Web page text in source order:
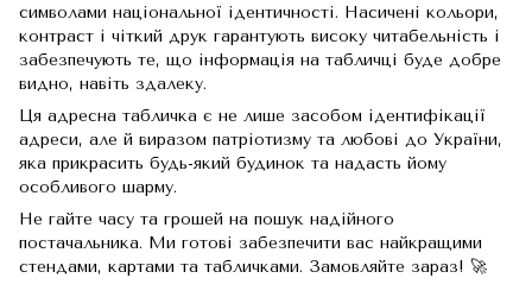
символами національної ідентичності. Насичені кольори,
контраст і чіткий друк гарантують високу читабельність і
забезпечують те, що інформація на табличці буде добре
видно, навіть здалеку.
Ця адресна табличка є не лише засобом ідентифікації
адреси, але й виразом патріотизму та любові до України,
яка прикрасить будь-який будинок та надасть йому
особливого шарму.
Не гайте часу та грошей на пошук надійного
постачальника. Ми готові забезпечити вас найкращими
стендами, картами та табличками. Замовляйте зараз! 🚀